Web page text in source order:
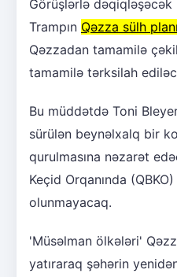
Görüşlərlə
Trampın Qəzza sülh planı
Qəzzadan tamamilə
tamamilə tərksilah
Bu müddətdə Toni
sürülən beynəlxalq bir
qurulmasına nəzarət
Keçid Orqanında
olunmayacaq.
'Müsəlman ölkələri'
yatıraraq şəhərin